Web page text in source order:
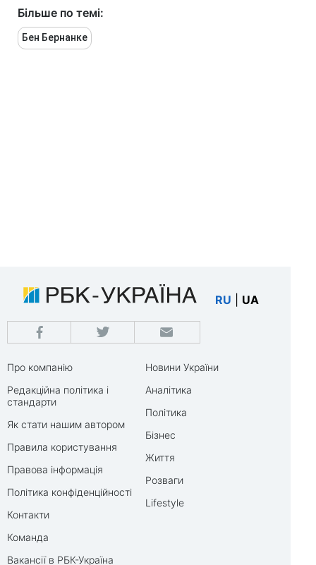
Більше по темі:
Бен Бернанке
RU UA
Про компанію
Редакційна політика і
стандарти
Як стати нашим автором
Правила користування
Правова інформація
Політика конфіденційності
Контакти
Команда
Вакансії в РБК-Україна
Новини України
Аналітика
Політика
Бізнес
Життя
Розваги
Lifestyle